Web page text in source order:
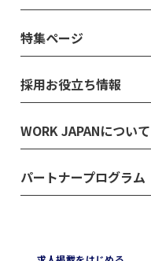
特集ページ
採用お役立ち情報
WORK JAPANについて
パートナープログラム